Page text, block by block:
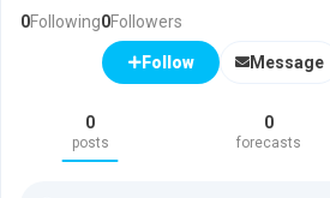
0Following0Followers
Follow Message
0
posts
0
forecasts